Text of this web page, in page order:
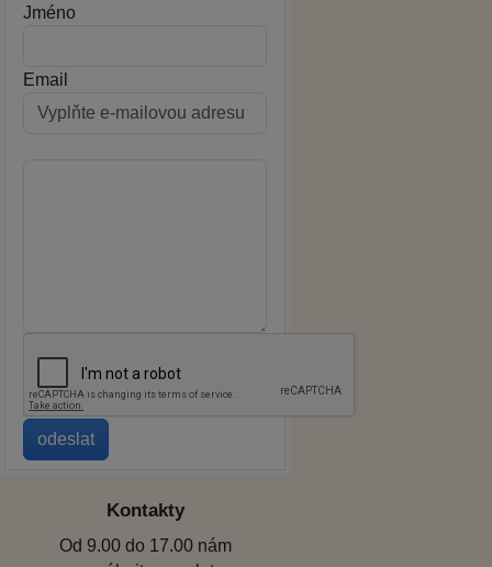
Jméno
Email
Kontakty
Od 9.00 do 17.00 nám